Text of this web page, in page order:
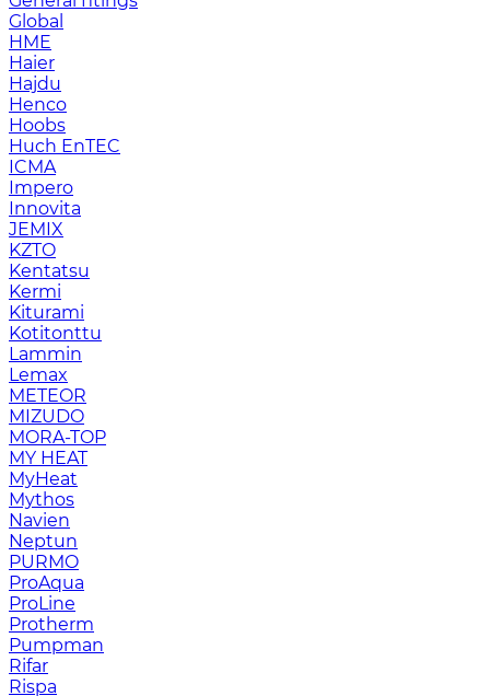
Global
HME
Haier
Hajdu
Henco
Hoobs
Huch EnTEC
ICMA
Impero
Innovita
JEMIX
KZTO
Kentatsu
Kermi
Kiturami
Kotitonttu
Lammin
Lemax
METEOR
MIZUDO
MORA-TOP
MY HEAT
MyHeat
Mythos
Navien
Neptun
PURMO
ProAqua
ProLine
Protherm
Pumpman
Rifar
Rispa